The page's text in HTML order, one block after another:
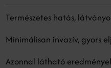
Természetes hatás,
Minimálisan invazív, gyors
Azonnal látható